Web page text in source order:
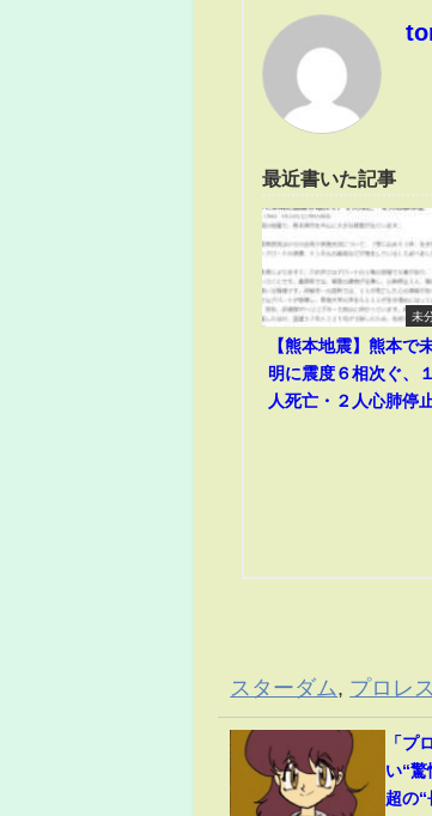
最近書いた記事
未
【熊本地震】熊本で
明に震度６相次ぐ、１
人死亡・２人心肺停
スターダム, プロレス
「プ
い“
超の